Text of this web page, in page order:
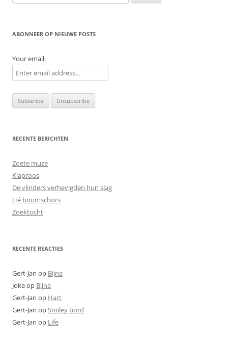
naar:
ABONNEER OP NIEUWE POSTS
Your email:
RECENTE BERICHTEN
Zoete muze
Klaproos
De vlinders verhevigden hun slag
Hé boomschors
Zoektocht
RECENTE REACTIES
Gert-Jan op Bijna
Jokeop Bijna
Gert-Jan op Hart
Gert-Jan opSmiley bord
Gert-Jan op Life